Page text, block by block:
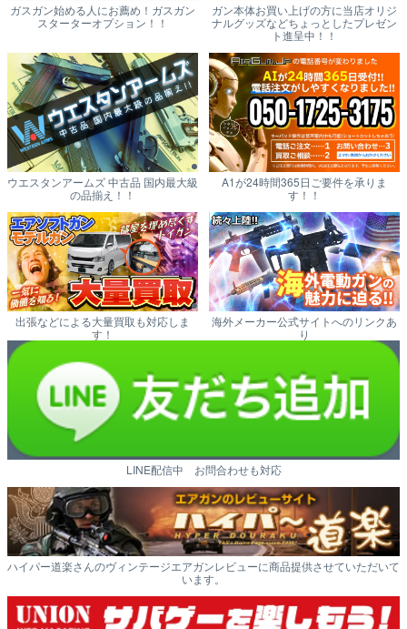
ガスガン始める人にお薦め！ガスガン
スターターオプション！！
ガン本体お買い上げの方に当店オリジ
ナルグッズなどちょっとしたプレゼン
ト進呈中！！
ウエスタンアームズ 中古品 国内最大級
の品揃え！！
A1が24時間365日ご要件を承りま
す！！
出張などによる大量買取も対応しま
す！
海外メーカー公式サイトへのリンクあ
り
LINE配信中 お問合わせも対応
ハイパー道楽さんのヴィンテージエアガンレビューに商品提供させていただいて
います。